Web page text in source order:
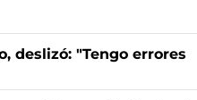
deslizó: "Tengo errores